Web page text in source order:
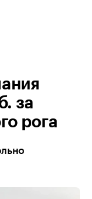
за
рога